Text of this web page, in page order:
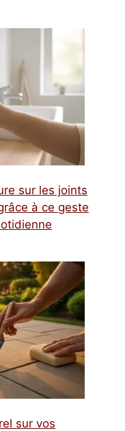
sur les joints
à ce geste
sur vos